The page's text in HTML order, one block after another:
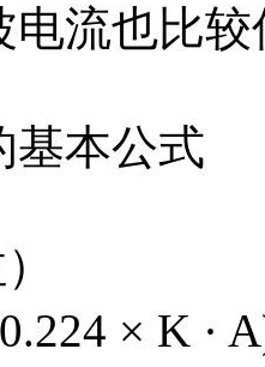
电流也比较
基本公式
× K ·